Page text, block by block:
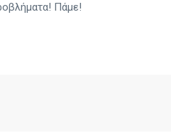
Πάμε!